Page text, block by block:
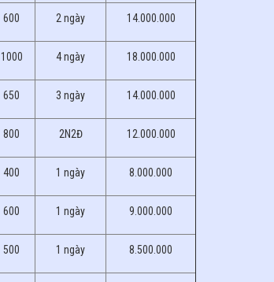
600 2 ngày 14.000.000
1000 4 ngày 18.000.000
650 3 ngày 14.000.000
800 2N2Đ 12.000.000
400 1 ngày 8.000.000
600 1 ngày 9.000.000
500 1 ngày 8.500.000